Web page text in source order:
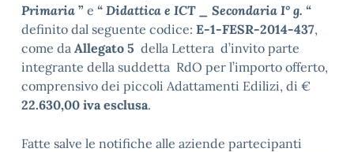
Primaria ” e “ Didattica e ICT _ Secondaria I° g. “
definito dal seguente codice: E-1-FESR-2014-437,
come da Allegato 5 della Lettera d’invito parte
integrante della suddetta RdO per l’importo offerto,
comprensivo dei piccoli Adattamenti Edilizi, di €
22.630,00 iva esclusa.
Fatte salve le notifiche alle aziende partecipanti